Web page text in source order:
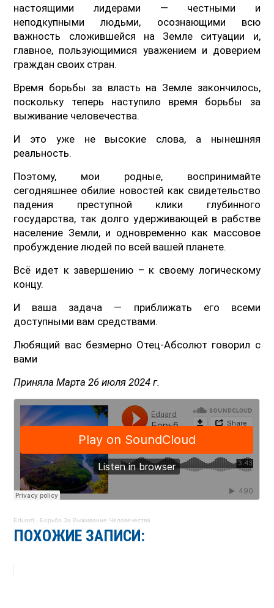
настоящими лидерами — честными и
неподкупными людьми, осознающими всю
важность сложившейся на Земле ситуации и,
главное, пользующимися уважением и доверием
граждан своих стран.
Время борьбы за власть на Земле закончилось,
поскольку теперь наступило время борьбы за
выживание человечества.
И это уже не высокие слова, а нынешняя
реальность.
Поэтому, мои родные, воспринимайте
сегодняшнее обилие новостей как свидетельство
падения преступной клики глубинного
государства, так долго удерживающей в рабстве
население Земли, и одновременно как массовое
пробуждение людей по всей вашей планете.
Всё идет к завершению – к своему логическому
концу.
И ваша задача — приближать его всеми
доступными вам средствами.
Любящий вас безмерно Отец-Абсолют говорил с
вами
Приняла Марта 26 июля 2024 г.
Eduard · Борьба За Выживание Человечества
ПОХОЖИЕ ЗАПИСИ: